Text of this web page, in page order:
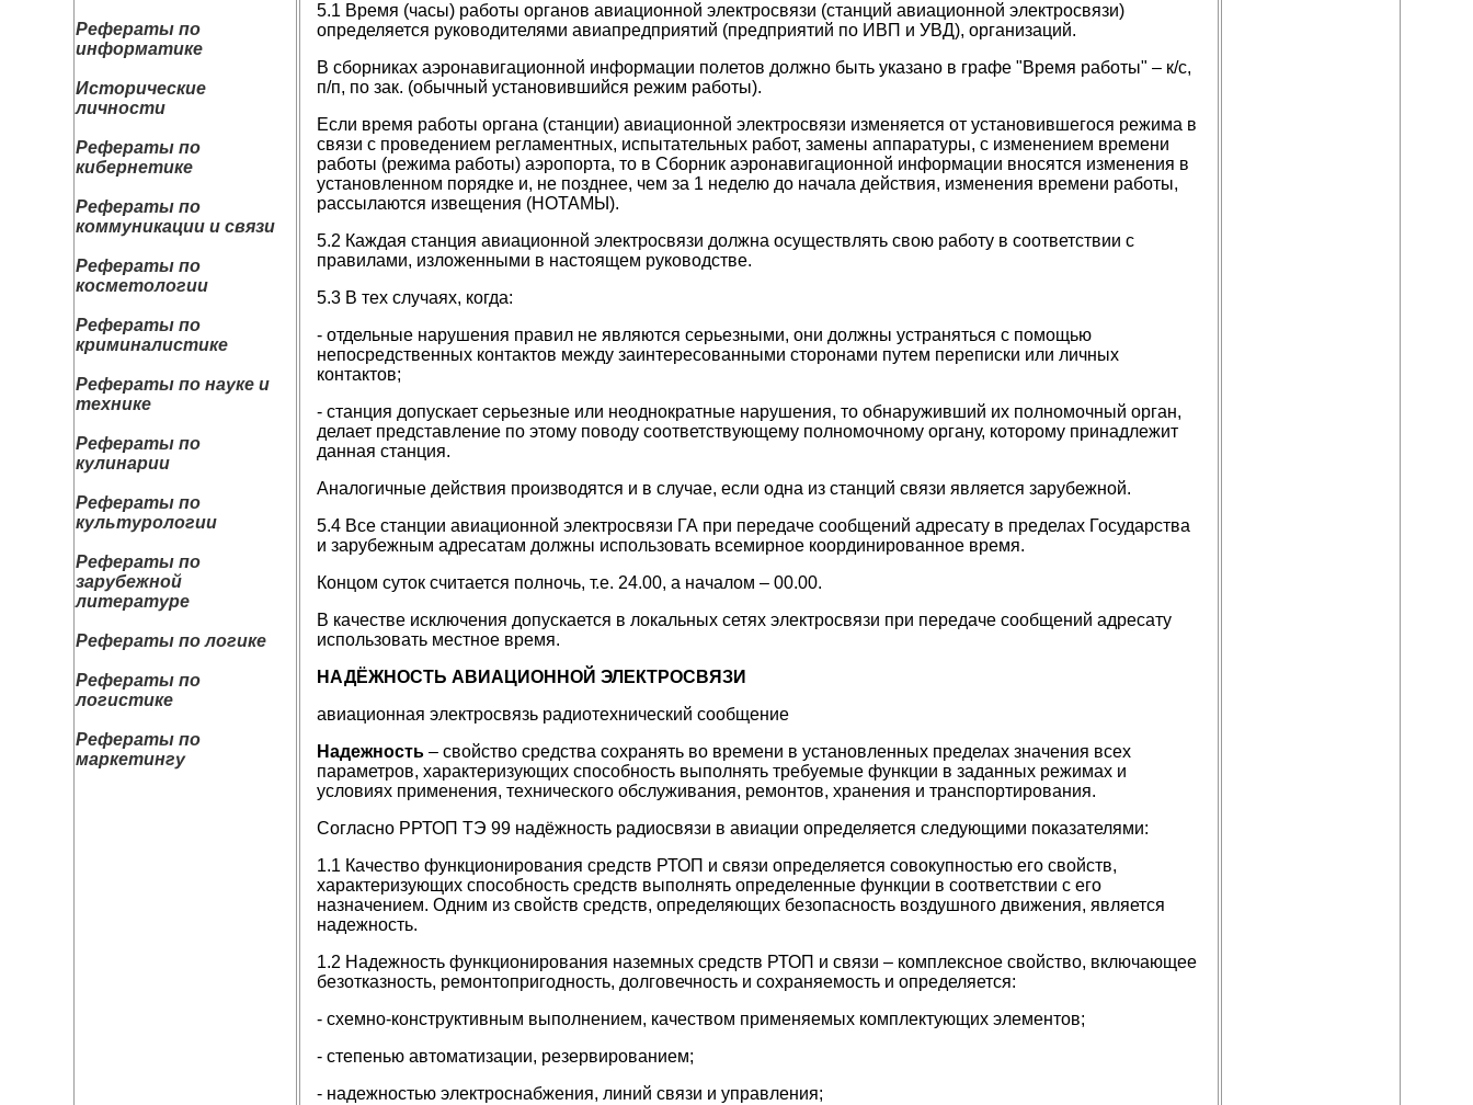
Рефераты по
информатике
Исторические
личности
Рефераты по
кибернетике
Рефераты по
коммуникации и связи
Рефераты по
косметологии
Рефераты по
криминалистике
Рефераты по науке и
технике
Рефераты по
кулинарии
Рефераты по
культурологии
Рефераты по
зарубежной
литературе
Рефераты по логике
Рефераты по
логистике
Рефераты по
маркетингу
5.1 Время (часы) работы органов авиационной электросвязи (станций авиационной электросвязи)
определяется руководителями авиапредприятий (предприятий по ИВП и УВД), организаций.
В сборниках аэронавигационной информации полетов должно быть указано в графе "Время работы" – к/с,
п/п, по зак. (обычный установившийся режим работы).
Если время работы органа (станции) авиационной электросвязи изменяется от установившегося режима в
связи с проведением регламентных, испытательных работ, замены аппаратуры, с изменением времени
работы (режима работы) аэропорта, то в Сборник аэронавигационной информации вносятся изменения в
установленном порядке и, не позднее, чем за 1 неделю до начала действия, изменения времени работы,
рассылаются извещения (НОТАМЫ).
5.2 Каждая станция авиационной электросвязи должна осуществлять свою работу в соответствии с
правилами, изложенными в настоящем руководстве.
5.3 В тех случаях, когда:
- отдельные нарушения правил не являются серьезными, они должны устраняться с помощью
непосредственных контактов между заинтересованными сторонами путем переписки или личных
контактов;
- станция допускает серьезные или неоднократные нарушения, то обнаруживший их полномочный орган,
делает представление по этому поводу соответствующему полномочному органу, которому принадлежит
данная станция.
Аналогичные действия производятся и в случае, если одна из станций связи является зарубежной.
5.4 Все станции авиационной электросвязи ГА при передаче сообщений адресату в пределах Государства
и зарубежным адресатам должны использовать всемирное координированное время.
Концом суток считается полночь, т.е. 24.00, а началом – 00.00.
В качестве исключения допускается в локальных сетях электросвязи при передаче сообщений адресату
использовать местное время.
НАДЁЖНОСТЬ АВИАЦИОННОЙ ЭЛЕКТРОСВЯЗИ
авиационная электросвязь радиотехнический сообщение
Надежность– свойство средства сохранять во времени в установленных пределах значения всех
параметров, характеризующих способность выполнять требуемые функции в заданных режимах и
условиях применения, технического обслуживания, ремонтов, хранения и транспортирования.
Согласно РРТОП ТЭ 99 надёжность радиосвязи в авиации определяется следующими показателями:
1.1 Качество функционирования средств РТОП и связи определяется совокупностью его свойств,
характеризующих способность средств выполнять определенные функции в соответствии с его
назначением. Одним из свойств средств, определяющих безопасность воздушного движения, является
надежность.
1.2 Надежность функционирования наземных средств РТОП и связи – комплексное свойство, включающее
безотказность, ремонтопригодность, долговечность и сохраняемость и определяется:
- схемно-конструктивным выполнением, качеством применяемых комплектующих элементов;
- степенью автоматизации, резервированием;
- надежностью электроснабжения, линий связи и управления;